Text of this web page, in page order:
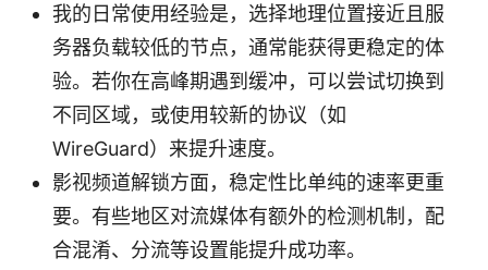
我的日常使用经验是，选择地理位置接近且服
务器负载较低的节点，通常能获得更稳定的体
验。若你在高峰期遇到缓冲，可以尝试切换到
不同区域，或使用较新的协议（如
WireGuard）来提升速度。
影视频道解锁方面，稳定性比单纯的速率更重
要。有些地区对流媒体有额外的检测机制，配
合混淆、分流等设置能提升成功率。